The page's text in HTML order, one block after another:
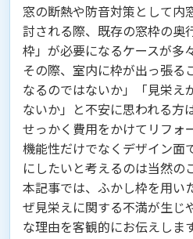
窓の断熱や防音対策として内
討される際、既存の窓枠の奥
枠」が必要になるケースが多
その際、室内に枠が出っ張る
なるのではないか」「見栄え
ないか」と不安に思われる方
せっかく費用をかけてリフォ
機能性だけでなくデザイン面
にしたいと考えるのは当然の
本記事では、ふかし枠を用い
ぜ見栄えに関する不満が生じ
な理由を客観的にお伝えします